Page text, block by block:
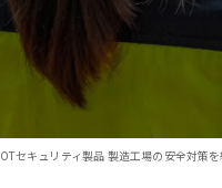
OTセキュリティ製品 製造工場の安全対策